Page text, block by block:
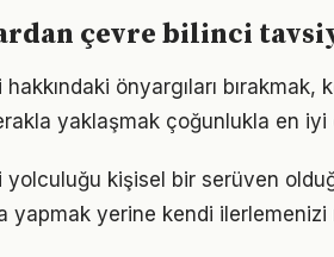
çevre bilinci
önyargıları
yaklaşmak çoğunlukla en
kişisel bir serüven
yapmak yerine kendi